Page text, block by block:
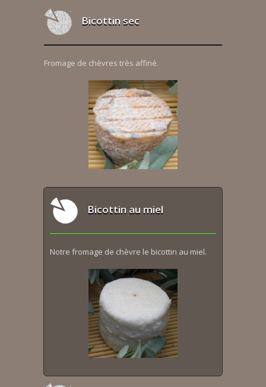
Bicottin sec
Fromage de chèvres très affiné.
Bicottin au miel
Notre fromage de chèvre le bicottin au miel.